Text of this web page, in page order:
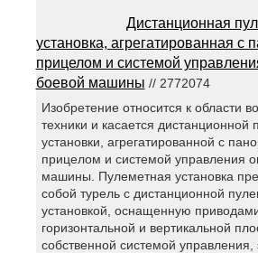
Дистанционная
установка, агрегатированная с
прицелом и системой
боевой машины // 2772074
Изобретение относится к области
техники и касается дистанционной
установки, агрегатированной с
прицелом и системой управления
машины. Пулеметная установка
собой турель с дистанционной
установкой, оснащенную
горизонтальной и вертикальной
собственной системой управления,